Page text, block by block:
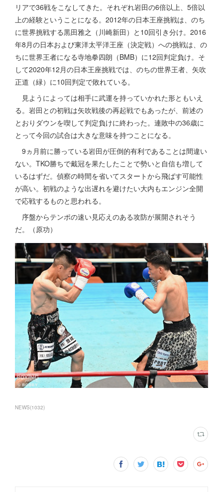
リアで36戦をこなしてきた。それぞれ岩田の6倍以上、5倍以
上の経験ということになる。2012年の日本王座挑戦は、のち
に世界挑戦する黒田雅之（川崎新田）と10回引き分け。2016
年8月の日本および東洋太平洋王座（決定戦）への挑戦は、の
ちに世界王者になる寺地拳四朗（BMB）に12回判定負け。そ
して2020年12月の日本王座挑戦では、のちの世界王者、矢吹
正道（緑）に10回判定で敗れている。
見ようによっては相手に武運を持っていかれた形ともいえ
る。岩田との初戦は矢吹戦後の再起戦でもあったが、前述の
とおりダウンを喫して判定負けに終わった。連敗中の36歳に
とって今回の試合は大きな意味を持つことになる。
9ヵ月前に勝っている岩田が圧倒的有利であることは間違い
ない。TKO勝ちで戴冠を果たしたことで勢いと自信も増して
いるはずだ。偵察の時間を省いてスタートから飛ばす可能性
が高い。初戦のような出遅れを避けたい大内もエンジン全開
で応戦するものと思われる。
序盤からテンポの速い見応えのある攻防が展開されそう
だ。（原功）
NEWS(1032)